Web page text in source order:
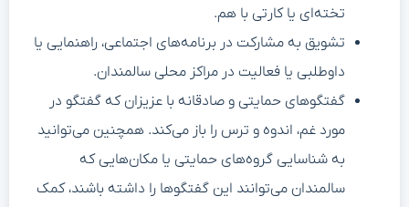
تخته‌ای یا کارتی با هم.
تشویق به مشارکت در برنامه‌های اجتماعی، راهنمایی یا
داوطلبی یا فعالیت در مراکز محلی سالمندان.
گفتگوهای حمایتی و صادقانه با عزیزان که گفتگو در
مورد غم، اندوه و ترس را باز می‌کند. همچنین می‌توانید
به شناسایی گروه‌های حمایتی یا مکان‌هایی که
سالمندان می‌توانند این گفتگوها را داشته باشند، کمک